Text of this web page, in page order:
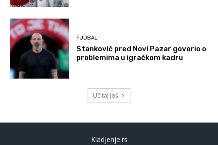
FUDBAL
Stanković pred Novi Pazar govorio o
problemima u igračkom kadru
Učitaj još
Kladjenje.rs